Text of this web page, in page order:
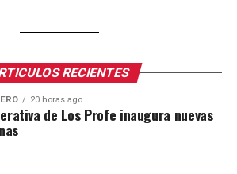
RECIENTES
20 horas ago
de Los Profe inaugura nuevas